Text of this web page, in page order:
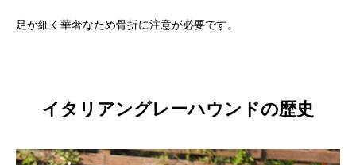
足が細く華奢なため骨折に注意が必要です。
イタリアングレーハウンドの歴史